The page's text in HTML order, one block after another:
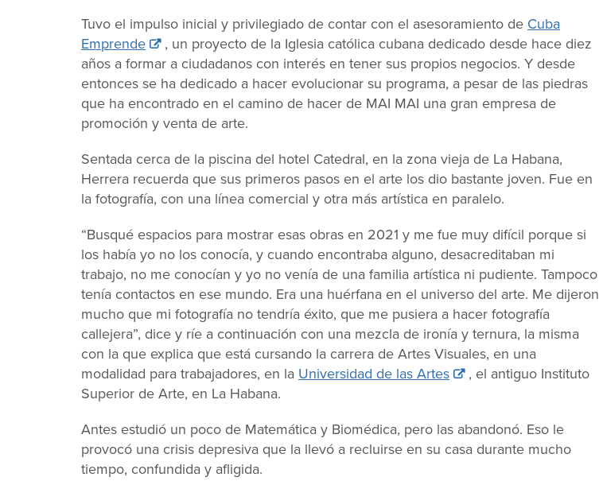
Tuvo el impulso inicial y privilegiado de contar con el asesoramiento deCuba
Emprende
, un proyecto de la Iglesia católica cubana dedicado desde hace diez
años a formar a ciudadanos con interés en tener sus propios negocios. Y desde
entonces se ha dedicado a hacer evolucionar su programa, a pesar de las piedras
que ha encontrado en el camino de hacer de MAI MAI una gran empresa de
promoción y venta de arte.
Sentada cerca de la piscina del hotel Catedral, en la zona vieja de La Habana,
Herrera recuerda que sus primeros pasos en el arte los dio bastante joven. Fue en
la fotografía, con una línea comercial y otra más artística en paralelo.
“Busqué espacios para mostrar esas obras en 2021 y me fue muy difícil porque si
los había yo no los conocía, y cuando encontraba alguno, desacreditaban mi
trabajo, no me conocían y yo no venía de una familia artística ni pudiente. Tampoco
tenía contactos en ese mundo. Era una huérfana en el universo del arte. Me dijeron
mucho que mi fotografía no tendría éxito, que me pusiera a hacer fotografía
callejera”, dice y ríe a continuación con una mezcla de ironía y ternura, la misma
con la que explica que está cursando la carrera de Artes Visuales, en una
modalidad para trabajadores, en la Universidad de las Artes
, el antiguo Instituto
Superior de Arte, en La Habana.
Antes estudió un poco de Matemática y Biomédica, pero las abandonó. Eso le
provocó una crisis depresiva que la llevó a recluirse en su casa durante mucho
tiempo, confundida y afligida.